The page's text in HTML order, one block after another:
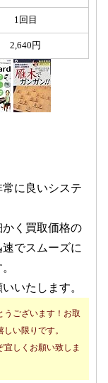
1回目
2,640円
に良いシステ
く買取価格の
でスムーズに
いたします。
うございます！お取
い限りです。
しくお願い致しま